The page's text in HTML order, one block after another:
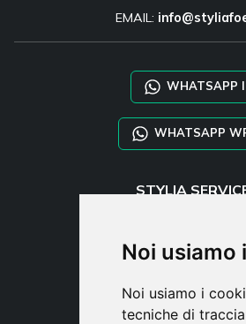
Noi usiamo
Noi usiamo i
tecniche di
EMAIL:
WHATSAPP
WHATSAPP
STYLIA
TAYLOR MADE
DROPSHIPPING
UTENTE